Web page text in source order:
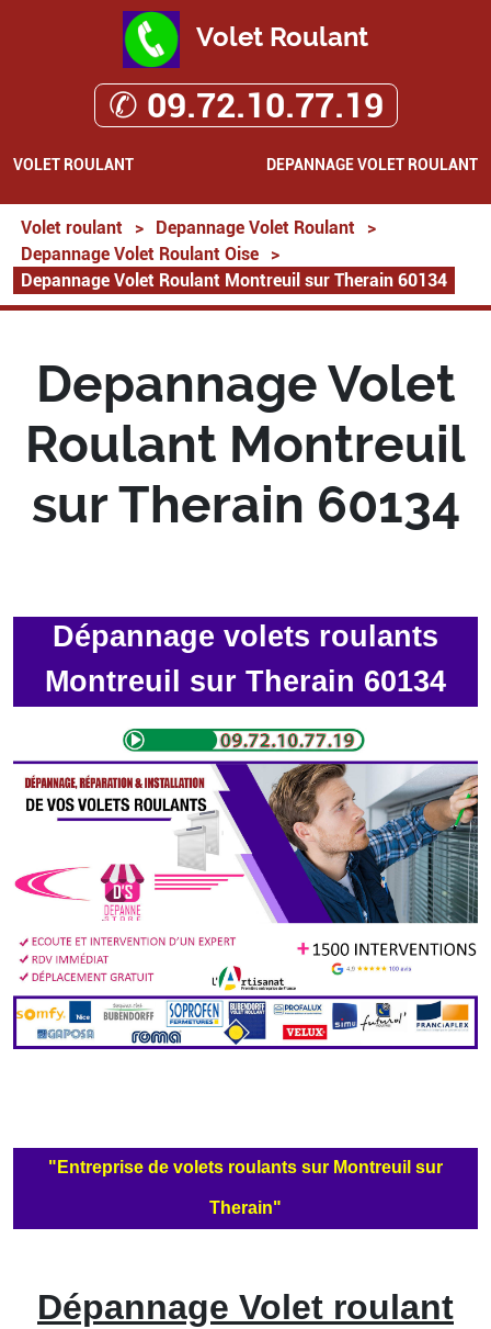
Volet Roulant
✆ 09.72.10.77.19
VOLET ROULANT DEPANNAGE VOLET ROULANT
Volet roulant > Depannage Volet Roulant
>
Depannage Volet Roulant Oise
>
Depannage Volet Roulant Montreuil sur Therain 60134
Depannage Volet
Roulant Montreuil
sur Therain 60134
Dépannage volets roulants
Montreuil sur Therain 60134
"Entreprise de volets roulants sur Montreuil sur
Therain"
Dépannage Volet roulant